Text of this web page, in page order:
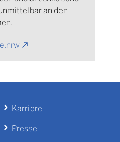
an den
Karriere
Presse